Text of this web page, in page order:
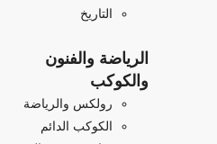
التاريخ
الرياضة والفنون
والكوكب
رولكس والرياضة
الكوكب الدائم